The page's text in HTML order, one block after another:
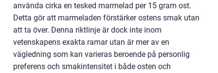
använda cirka en tesked marmelad per 15 gram ost.
Detta gör att marmeladen förstärker ostens smak utan
att ta över. Denna riktlinje är dock inte inom
vetenskapens exakta ramar utan är mer av en
vägledning som kan varieras beroende på personlig
preferens och smakintensitet i både osten och